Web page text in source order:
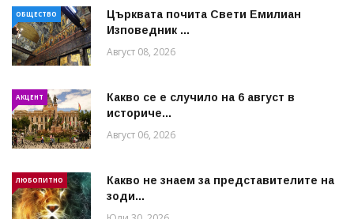
ОБЩЕСТВО
Църквата почита Свeти Емилиан
Изповедник ...
Август 08, 2026
АКЦЕНТ
Какво се е случило на 6 август в
историче...
Август 06, 2026
ЛЮБОПИТНО
Какво не знаем за представителите на
зоди...